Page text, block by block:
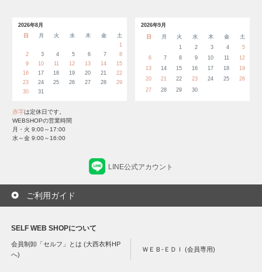
2026年8月
日
月 火 水 木 金
土
1
2
3 4 5 6 7
8
9
10 11 12 13 14
15
16
17 18 19 20 21
22
23
24 25 26 27 28
29
30
31
2026年9月
日
月 火 水 木 金
土
1
2 3 4
5
6
7 8 9 10 11
12
13
14 15 16 17 18
19
20
21 22 23 24 25
26
27
28 29 30
赤字は定休日です。
WEBSHOPの営業時間
月・火 9:00～17:00
水～金 9:00～16:00
LINE公式アカウント
ご利用ガイド
SELF WEB SHOPについて
会員制卸「セルフ」とは (大西衣料HP
へ)
ＷＥＢ-ＥＤＩ (会員専用)